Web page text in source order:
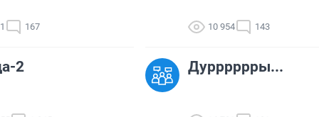
167 10 954 143
2 Дурррррры...